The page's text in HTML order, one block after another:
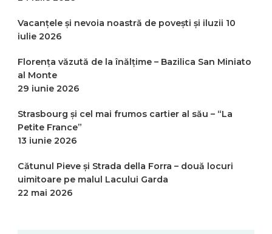
Vacanțele și nevoia noastră de povești și iluzii 10
iulie 2026
Florența văzută de la înălțime – Bazilica San Miniato
al Monte
29 iunie 2026
Strasbourg și cel mai frumos cartier al său – “La
Petite France”
13 iunie 2026
Cătunul Pieve și Strada della Forra – două locuri
uimitoare pe malul Lacului Garda
22 mai 2026